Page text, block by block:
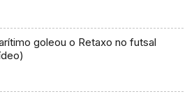
goleou o Retaxo no futsal